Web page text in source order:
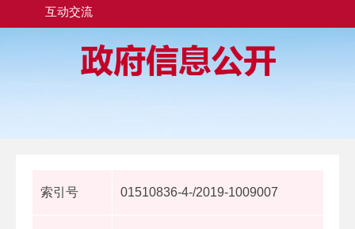
互动交流
索引号 01510836-4-/2019-1009007